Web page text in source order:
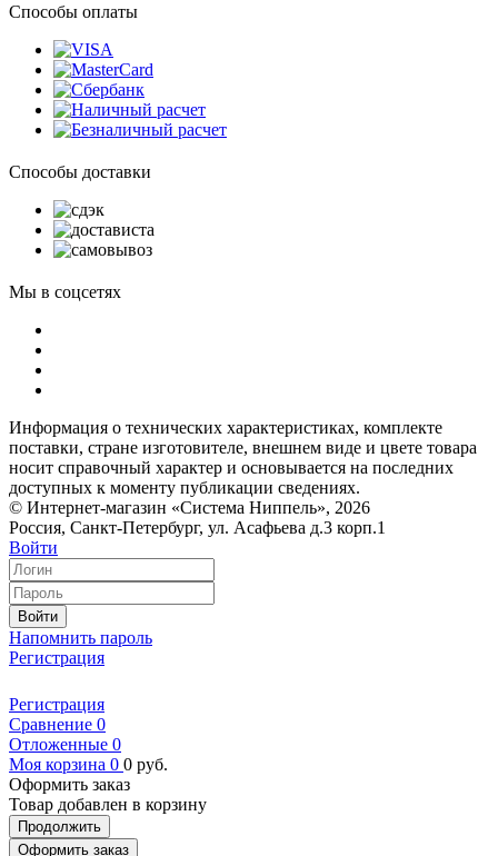
Способы оплаты
Способы доставки
Мы в соцсетях
Информация о технических характеристиках, комплекте
поставки, стране изготовителе, внешнем виде и цвете товара
носит справочный характер и основывается на последних
доступных к моменту публикации сведениях.
© Интернет-магазин «Система Ниппель», 2026
Россия, Санкт-Петербург, ул. Асафьева д.3 корп.1
Войти
Войти
Напомнить пароль
Регистрация
Регистрация
Сравнение 0
Отложенные 0
Моя корзина 0 0 руб.
Оформить заказ
Товар добавлен в корзину
Продолжить
Оформить заказ